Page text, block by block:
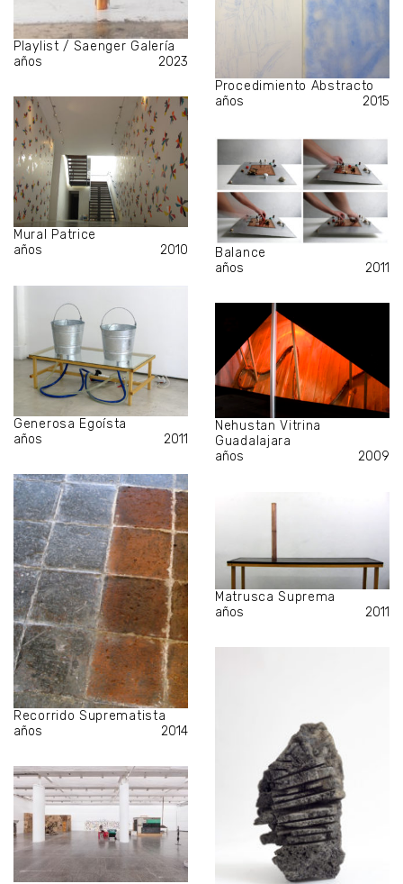
Playlist / Saenger Galería
años
2023
Procedimiento Abstracto
años
2015
Mural Patrice
años
2010
Balance
años
2011
Generosa Egoísta
años
2011
Nehustan Vitrina
Guadalajara
años
2009
Recorrido Suprematista
años
2014
Matrusca Suprema
años
2011